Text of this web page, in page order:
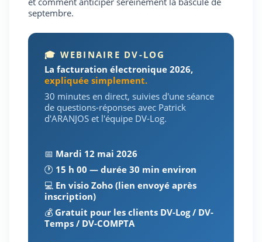
septembre.
🎓 WEBINAIRE DV-LOG
La facturation électronique 2026,
expliquée simplement.
30 minutes en direct, suivies d'une séance
de questions-réponses avec Patrick
d'ARANJOS et l'équipe DV-Log.
📅 Mardi 12 mai 2026
🕐 15 h 00 — durée 30 min environ
💻 En visio Zoho (lien envoyé après
inscription)
💰 Gratuit pour les clients DV-Log / DV-
Temps / DV-COMPTA